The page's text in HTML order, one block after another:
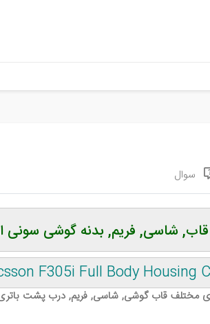
سوال
شاسی, فریم, بدنه گوشی سونی
F305i Full Body Housing
مختلف قاب گوشی, شاسی, فریم, درب پشت